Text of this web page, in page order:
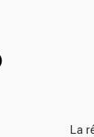
La